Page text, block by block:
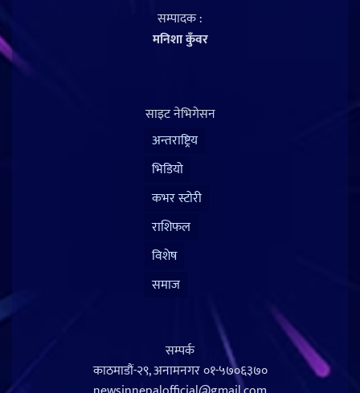
सम्पादक :
मनिशा कुँवर
साइट नेभिगेसन
अन्तराष्ट्रिय
भिडियो
कभर स्टोरी
राशिफल
विशेष
समाज
सम्पर्क
काठमाडौं-२९, अनामनगर०१-५७०६३७०